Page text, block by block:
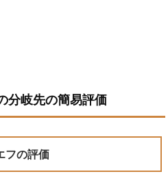
分岐先の簡易評価
フの評価